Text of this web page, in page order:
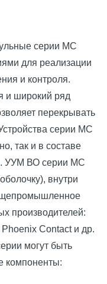
серии МС
для реализации
и контроля.
и широкий ряд
перекрывать
серии МС
так и в составе
УУМ ВО серии МС
внутри
производителей:
Contact и др.
могут быть
компоненты: